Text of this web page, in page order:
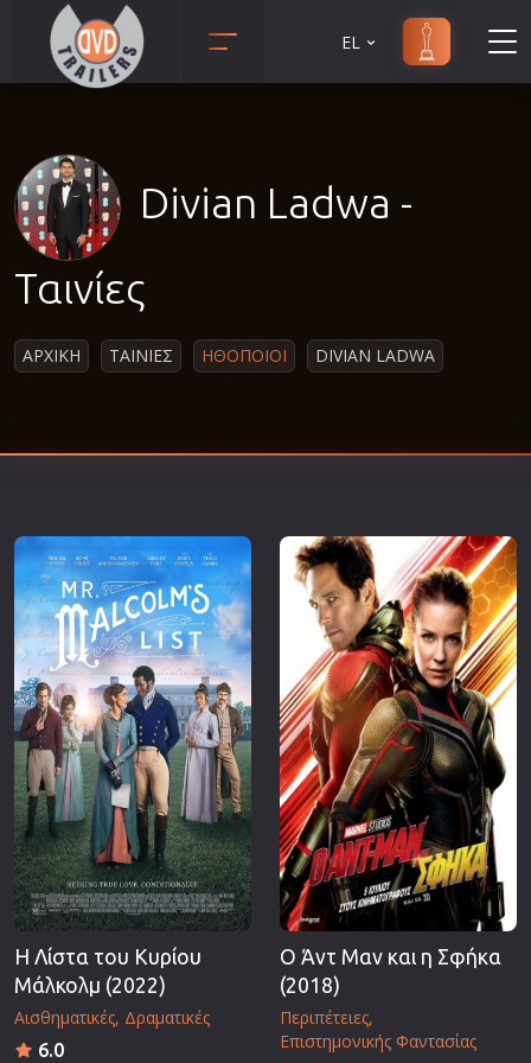
Αισθησιακές
Γουέστερν
Επιστημονικής Φαντασίας
Ερωτικές
Ευρωπαικός Κινηματογράφος
Θρησκευτικές
Θρίλερ
Ιστορικές
Καταστροφής
Κλασσικές
EL
Divian Ladwa -
Ταινίες
ΑΡΧΙΚΗ ΤΑΙΝΙΕΣ ΗΘΟΠΟΙΟΙ DIVIAN LADWA
Η Λίστα του Κυρίου
Μάλκολμ (2022)
Αισθηματικές Δραματικές
6.0
Ο Άντ Μαν και η Σφήκα
(2018)
Περιπέτειες
Επιστημονικής Φαντασίας